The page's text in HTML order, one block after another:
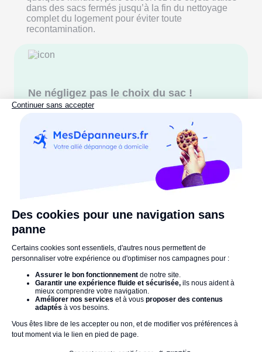
dans des sacs fermés jusqu’à la fin du nettoyage
complet du logement pour éviter toute
recontamination.
Ne négligez pas le choix du sac !
Les modèles épais et hermétiques (50–70 microns)
pénétrer.
Quelles sont les erreurs à éviter lors de
Une mauvaise manipulation peut réduire à néant
l’efficacité du froid, voire favoriser une recontamination.
Avant de lancer votre congélation, gardez ces erreurs
fréquentes en tête pour maximiser vos chances de
succès.
Tasser les sacs: le froid doit circuler librement
autour des objets pour atteindre une température
homogène à cœur. Des sacs empilés ou comprimés
l’efficacité du traitement.
Mélanger objets alimentaires et objets infestés